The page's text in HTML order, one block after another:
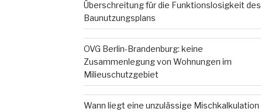
Überschreitung für die Funktionslosigkeit des
Baunutzungsplans
OVG Berlin-Brandenburg: keine
Zusammenlegung von Wohnungen im
Milieuschutzgebiet
Wann liegt eine unzulässige Mischkalkulation